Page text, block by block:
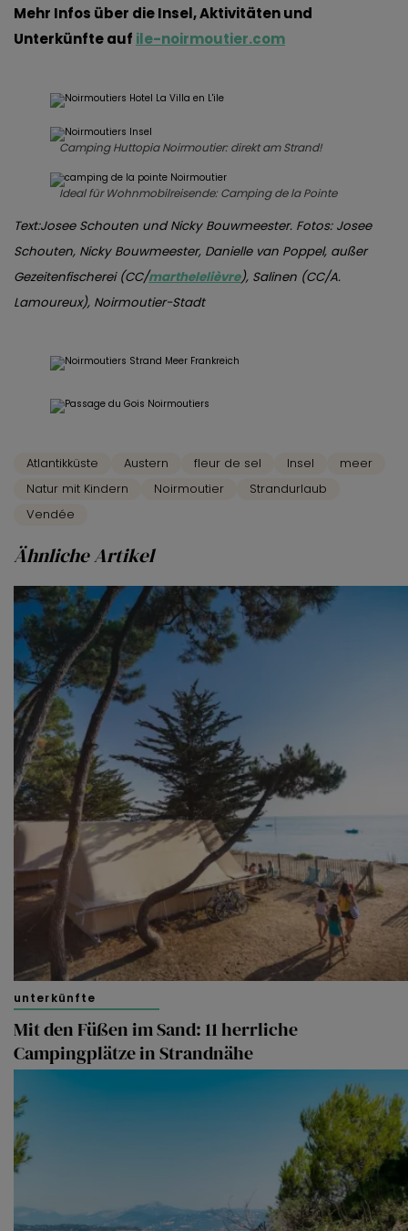
Mehr Infos über die Insel, Aktivitäten und
Unterkünfte auf ile-noirmoutier.com
Camping Huttopia Noirmoutier: direkt am Strand!
Ideal für Wohnmobilreisende: Camping de la Pointe
Text:Josee Schouten und Nicky Bouwmeester. Fotos: Josee
Schouten, Nicky Bouwmeester, Danielle van Poppel, außer
Gezeitenfischerei (CC/marthelelièvre), Salinen (CC/A.
Lamoureux), Noirmoutier-Stadt
Atlantikküste Austern fleur de sel Insel
meer
Natur mit Kindern
Noirmoutier
Strandurlaub
Vendée
Ähnliche Artikel
unterkünfte
Mit den Füßen im Sand: 11 herrliche
Campingplätze in Strandnähe